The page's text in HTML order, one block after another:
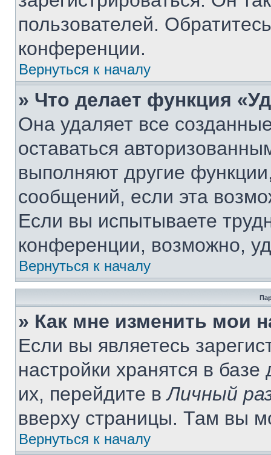
пользователей.
конференции.
Вернуться к началу
» Что делает функция
Она удаляет все
оставаться
выполняют другие
сообщений, если эта
Если вы испытываете
конференции, возможно,
Вернуться к началу
» Как мне изменить мои
Если вы являетесь
настройки хранятся в
их, перейдите вЛичный
вверху страницы. Там вы
Вернуться к началу